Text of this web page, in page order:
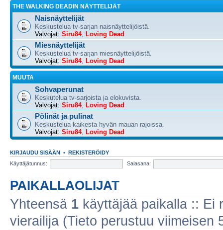
THE WALKING DEADIN NÄYTTELIJÄT
Naisnäyttelijät
Keskustelua tv-sarjan naisnäyttelijöistä.
Valvojat: Siru84, Loving Dead
Miesnäyttelijät
Keskustelua tv-sarjan miesnäyttelijöistä.
Valvojat: Siru84, Loving Dead
MUUTA
Sohvaperunat
Keskutelua tv-sarjoista ja elokuvista.
Valvojat: Siru84, Loving Dead
Pölinät ja pulinat
Keskustelua kaikesta hyvän mauan rajoissa.
Valvojat: Siru84, Loving Dead
KIRJAUDU SISÄÄN • REKISTERÖIDY
Käyttäjätunnus:
Salasana:
PAIKALLAOLIJAT
Yhteensä 1 käyttäjää paikalla :: Ei
vierailija (Tieto perustuu viimeisen